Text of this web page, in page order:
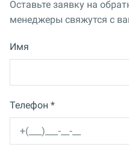
Оставьте заявку на
менеджеры свяжутся с
Имя
Телефон *